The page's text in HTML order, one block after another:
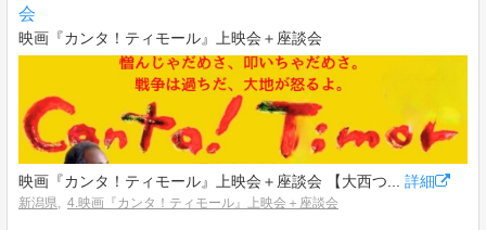
会
映画『カンタ！ティモール』上映会＋座談会
映画『カンタ！ティモール』上映会＋座談会 【大西つ... 詳細
新潟県, 4.映画『カンタ！ティモール』上映会＋座談会